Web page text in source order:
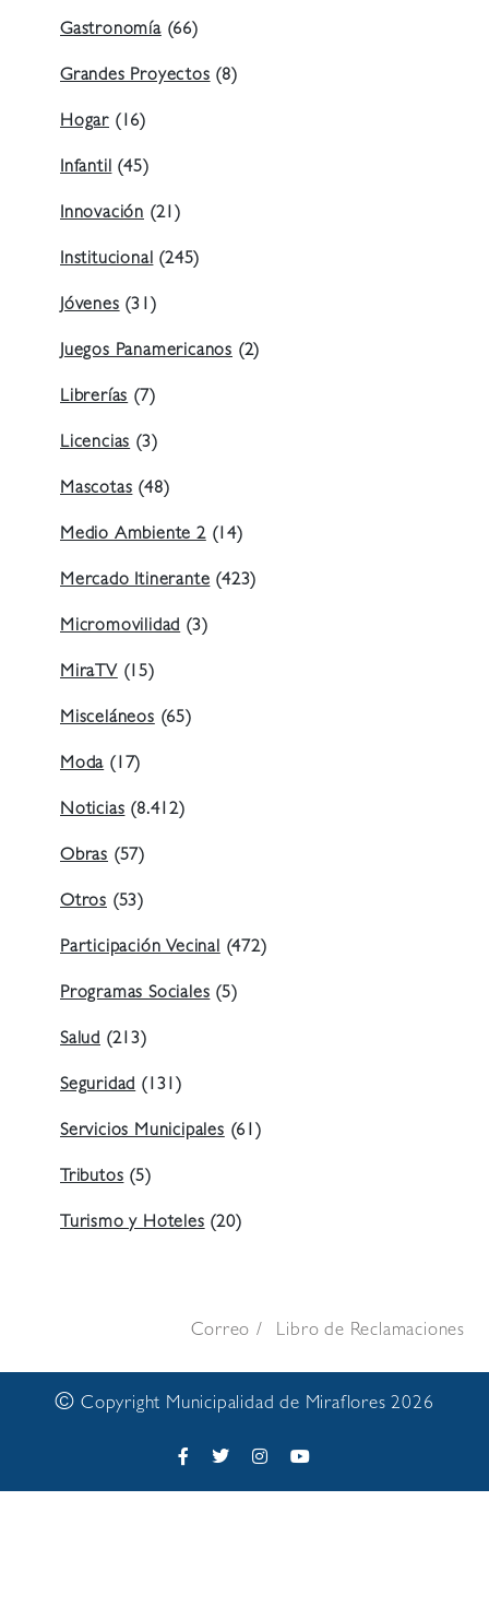
Gastronomía(66)
Grandes Proyectos (8)
Hogar (16)
Infantil (45)
Innovación (21)
Institucional (245)
Jóvenes (31)
Juegos Panamericanos (2)
Librerías (7)
Licencias (3)
Mascotas (48)
Medio Ambiente 2(14)
Mercado Itinerante (423)
Micromovilidad (3)
MiraTV (15)
Misceláneos (65)
Moda (17)
Noticias (8.412)
Obras (57)
Otros (53)
Participación Vecinal (472)
Programas Sociales (5)
Salud (213)
Seguridad (131)
Servicios Municipales (61)
Tributos (5)
Turismo y Hoteles (20)
Correo Libro de Reclamaciones
© Copyright Municipalidad de Miraflores 2026